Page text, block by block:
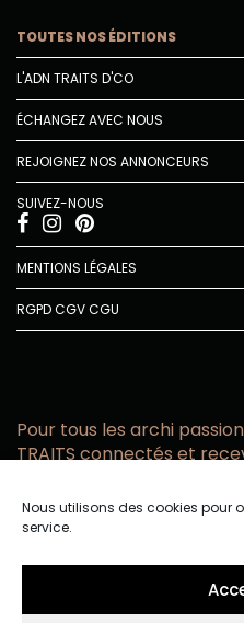
Nous utilisons des cookies pour
service.
TOUTES NOS ÉDITIONS
L'ADN TRAITS D'CO
ÉCHANGEZ AVEC NOUS
REJOIGNEZ NOS ANNONCEURS
SUIVEZ-NOUS
MENTIONS LÉGALES
RGPDCGVCGU
Pour tous les archi
TRAITS connectés et
email
confidentialité.